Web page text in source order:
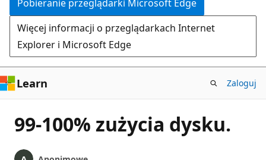
Pobieranie przeglądarki Microsoft Edge
Więcej informacji o przeglądarkach Internet
Explorer i Microsoft Edge
Learn Zaloguj
99-100% zużycia dysku.